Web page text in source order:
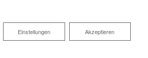
Akzeptieren
Einstellungen